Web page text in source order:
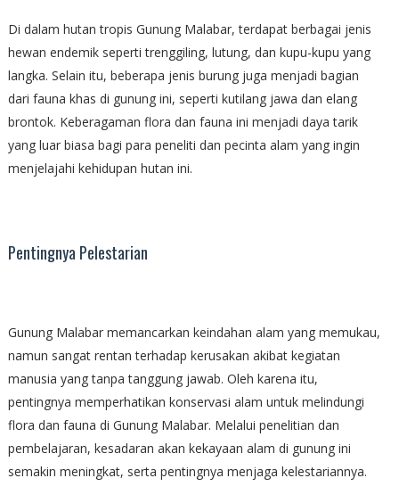
Di dalam hutan tropis Gunung Malabar, terdapat berbagai jenis
hewan endemik seperti trenggiling, lutung, dan kupu-kupu yang
langka. Selain itu, beberapa jenis burung juga menjadi bagian
dari fauna khas di gunung ini, seperti kutilang jawa dan elang
brontok. Keberagaman flora dan fauna ini menjadi daya tarik
yang luar biasa bagi para peneliti dan pecinta alam yang ingin
menjelajahi kehidupan hutan ini.
Pentingnya Pelestarian
Gunung Malabar memancarkan keindahan alam yang memukau,
namun sangat rentan terhadap kerusakan akibat kegiatan
manusia yang tanpa tanggung jawab. Oleh karena itu,
pentingnya memperhatikan konservasi alam untuk melindungi
flora dan fauna di Gunung Malabar. Melalui penelitian dan
pembelajaran, kesadaran akan kekayaan alam di gunung ini
semakin meningkat, serta pentingnya menjaga kelestariannya.